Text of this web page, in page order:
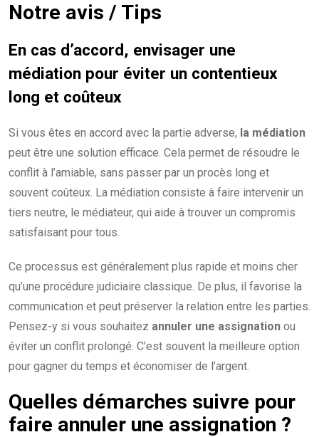
Notre avis / Tips
En cas d’accord, envisager une
médiation pour éviter un contentieux
long et coûteux
Si vous êtes en accord avec la partie adverse, la médiation
peut être une solution efficace. Cela permet de résoudre le
conflit à l’amiable, sans passer par un procès long et
souvent coûteux. La médiation consiste à faire intervenir un
tiers neutre, le médiateur, qui aide à trouver un compromis
satisfaisant pour tous.
Ce processus est généralement plus rapide et moins cher
qu’une procédure judiciaire classique. De plus, il favorise la
communication et peut préserver la relation entre les parties.
Pensez-y si vous souhaitez annuler une assignation ou
éviter un conflit prolongé. C’est souvent la meilleure option
pour gagner du temps et économiser de l’argent.
Quelles démarches suivre pour
faire annuler une assignation ?